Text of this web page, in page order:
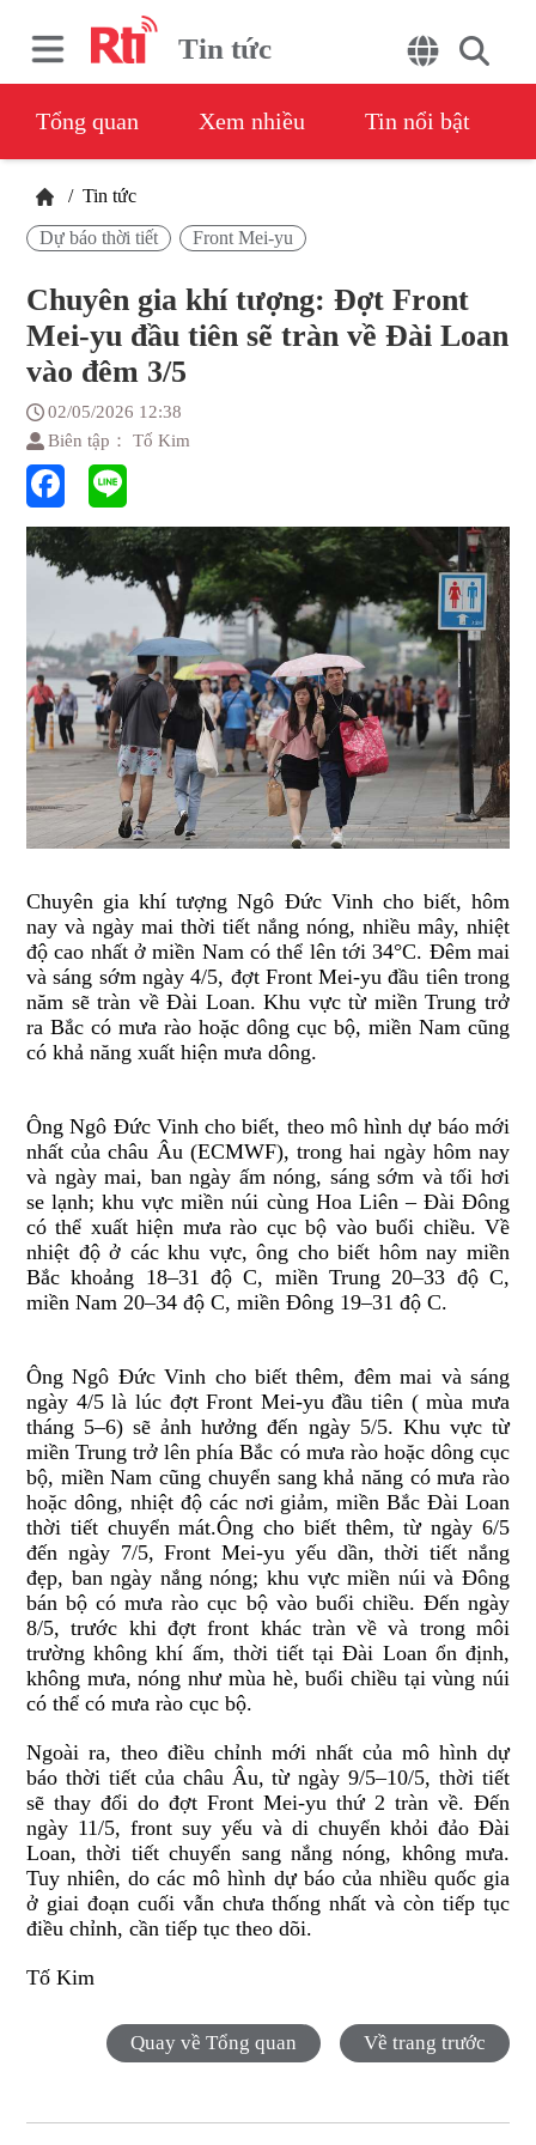
Tin tức
Tổng quan Xem nhiều Tin nổi bật
/ Tin tức
Dự báo thời tiết Front Mei-yu
Chuyên gia khí tượng: Đợt Front
Mei-yu đầu tiên sẽ tràn về Đài Loan
vào đêm 3/5
02/05/2026 12:38
Biên tập： Tố Kim
Chuyên gia khí tượng Ngô Đức Vinh cho biết, hôm
nay và ngày mai thời tiết nắng nóng, nhiều mây, nhiệt
độ cao nhất ở miền Nam có thể lên tới 34°C. Đêm mai
và sáng sớm ngày 4/5, đợt Front Mei-yu đầu tiên trong
năm sẽ tràn về Đài Loan. Khu vực từ miền Trung trở
ra Bắc có mưa rào hoặc dông cục bộ, miền Nam cũng
có khả năng xuất hiện mưa dông.
Ông Ngô Đức Vinh cho biết, theo mô hình dự báo mới
nhất của châu Âu (ECMWF), trong hai ngày hôm nay
và ngày mai, ban ngày ấm nóng, sáng sớm và tối hơi
se lạnh; khu vực miền núi cùng Hoa Liên – Đài Đông
có thể xuất hiện mưa rào cục bộ vào buổi chiều. Về
nhiệt độ ở các khu vực, ông cho biết hôm nay miền
Bắc khoảng 18–31 độ C, miền Trung 20–33 độ C,
miền Nam 20–34 độ C, miền Đông 19–31 độ C.
Ông Ngô Đức Vinh cho biết thêm, đêm mai và sáng
ngày 4/5 là lúc đợt Front Mei-yu đầu tiên ( mùa mưa
tháng 5–6) sẽ ảnh hưởng đến ngày 5/5. Khu vực từ
miền Trung trở lên phía Bắc có mưa rào hoặc dông cục
bộ, miền Nam cũng chuyển sang khả năng có mưa rào
hoặc dông, nhiệt độ các nơi giảm, miền Bắc Đài Loan
thời tiết chuyển mát.Ông cho biết thêm, từ ngày 6/5
đến ngày 7/5, Front Mei-yu yếu dần, thời tiết nắng
đẹp, ban ngày nắng nóng; khu vực miền núi và Đông
bán bộ có mưa rào cục bộ vào buổi chiều. Đến ngày
8/5, trước khi đợt front khác tràn về và trong môi
trường không khí ấm, thời tiết tại Đài Loan ổn định,
không mưa, nóng như mùa hè, buổi chiều tại vùng núi
có thể có mưa rào cục bộ.
Ngoài ra, theo điều chỉnh mới nhất của mô hình dự
báo thời tiết của châu Âu, từ ngày 9/5–10/5, thời tiết
sẽ thay đổi do đợt Front Mei-yu thứ 2 tràn về. Đến
ngày 11/5, front suy yếu và di chuyển khỏi đảo Đài
Loan, thời tiết chuyển sang nắng nóng, không mưa.
Tuy nhiên, do các mô hình dự báo của nhiều quốc gia
ở giai đoạn cuối vẫn chưa thống nhất và còn tiếp tục
điều chỉnh, cần tiếp tục theo dõi.
Tố Kim
Quay về Tổng quan Về trang trước